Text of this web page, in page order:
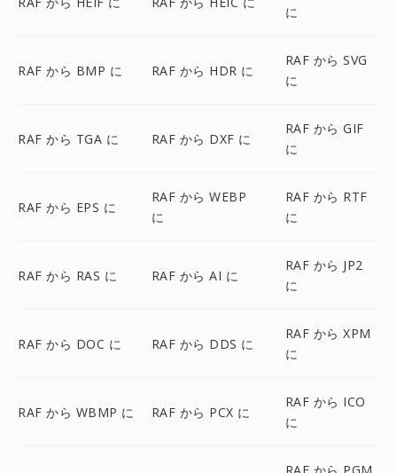
に
RAF から BMP に RAF から HDR に
RAF から SVG
に
RAF から TGA に RAF から DXF に
RAF から GIF
に
RAF から EPS に
RAF から WEBP
に
RAF から RTF
に
RAF から RAS に RAF から AI に
RAF から JP2
に
RAF から DOC に RAF から DDS に
RAF から XPM
に
RAF から WBMP に RAF から PCX に
RAF から ICO
に